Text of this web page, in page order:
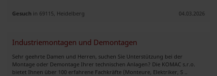
Gesuch in 69115, Heidelberg 04.03.2026
Industriemontagen und Demontagen
Sehr geehrte Damen und Herren, suchen Sie Unterstützung bei der
Montage oder Demontage Ihrer technischen Anlagen? Die KOMAC s.r.o.
bietet Ihnen über 100 erfahrene Fachkräfte (Monteure, Elektriker, S ..